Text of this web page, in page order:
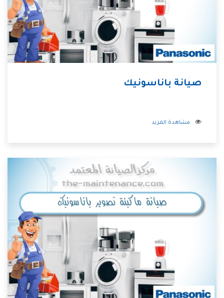
صيانة باناسونيك
مشاهدة المزيد